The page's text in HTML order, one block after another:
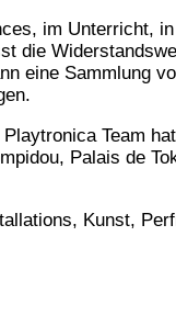
im Unterricht,
die
eine Sammlung
Team
Palais de
Kunst,